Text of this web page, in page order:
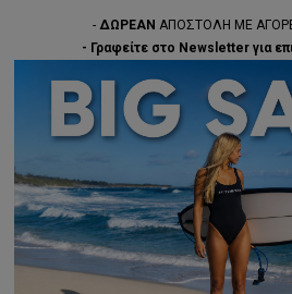
- ΔΩΡΕΑΝ ΑΠΟΣΤΟΛΗ ΜΕ
- Γραφείτε στο Newsletter για